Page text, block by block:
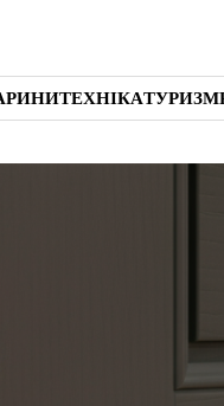
ТЕХНІКАТУРИЗМ